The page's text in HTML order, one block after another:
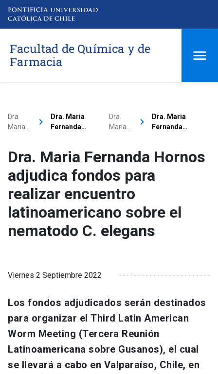
Facultad de Química y de
Farmacia
Dra.
Maria…
keyboard_arrow_right
Dra. Maria
Fernanda…
Dra.
Maria…
keyboard_arrow_right
Dra. Maria
Fernanda…
Dra. Maria Fernanda Hornos
adjudica fondos para
realizar encuentro
latinoamericano sobre el
nematodo C. elegans
Viernes 2 Septiembre 2022
Los fondos adjudicados serán destinados
para organizar el Third Latin American
Worm Meeting (Tercera Reunión
Latinoamericana sobre Gusanos), el cual
se llevará a cabo en Valparaíso, Chile, en